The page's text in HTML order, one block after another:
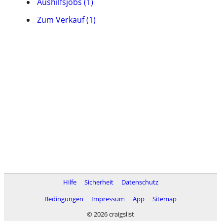
Zum Verkauf (1)
Hilfe Sicherheit
Datenschutz
Bedingungen
Impressum App
Sitemap
© 2026 craigslist